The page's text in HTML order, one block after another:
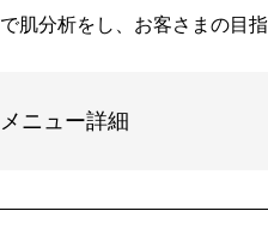
肌分析をし、お客さまの目
メニュー詳細